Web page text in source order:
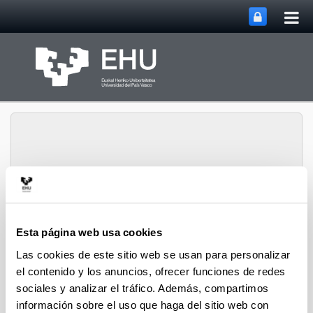
Esta página web usa cookies
Las cookies de este sitio web se usan para personalizar
el contenido y los anuncios, ofrecer funciones de redes
sociales y analizar el tráfico. Además, compartimos
información sobre el uso que haga del sitio web con
SUPREN
2022